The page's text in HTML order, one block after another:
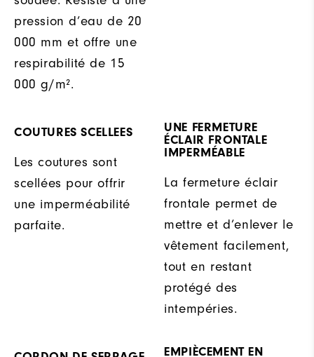
pression d’eau de 20
000 mm et offre une
respirabilité de 15
000 g/m².
COUTURES SCELLEES
Les coutures sont
scellées pour offrir
une imperméabilité
parfaite.
UNE FERMETURE
ÉCLAIR FRONTALE
IMPERMÉABLE
La fermeture éclair
frontale permet de
mettre et d’enlever le
vêtement facilement,
tout en restant
protégé des
intempéries.
EMPIÈCEMENT EN